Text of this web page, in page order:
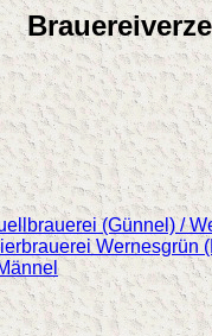
(Günnel) /
Wernesgrün